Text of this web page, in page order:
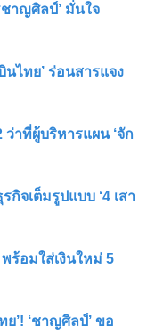
าญศิลป์’ มั่นใจ
ไทย’ ร่อนสารแจง
าที่ผู้บริหารแผน ‘จัก
กิจเต็มรูปแบบ ‘4 เสา
ร้อมใส่เงินใหม่ 5
ย’! ‘ชาญศิลป์’ ขอ